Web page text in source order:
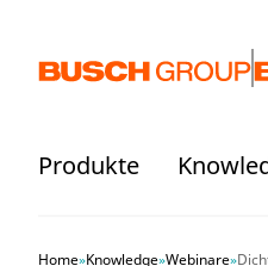
Produkte
Home»Knowledge»Webinare»